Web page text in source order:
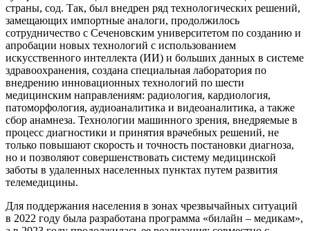
страны, сод. Так, был внедрен ряд технологических решений,
замещающих импортные аналоги, продолжилось
сотрудничество с Сеченовским университетом по созданию и
апробации новых технологий с использованием
искусственного интеллекта (ИИ) и больших данных в системе
здравоохранения, создана специальная лаборатория по
внедрению инновационных технологий по шести
медицинским направлениям: радиология, кардиология,
патоморфология, аудиоаналитика и видеоаналитика, а также
сбор анамнеза. Технологии машинного зрения, внедряемые в
процесс диагностики и принятия врачебных решений, не
только повышают скорость и точность постановки диагноза,
но и позволяют совершенствовать систему медицинской
заботы в удаленных населенных пунктах путем развития
телемедицины.
Для поддержания населения в зонах чрезвычайных ситуаций
в 2022 году была разработана программа «билайн – медикам»,